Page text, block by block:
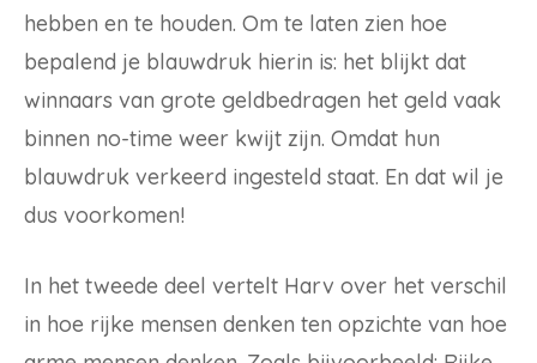
hebben en te houden. Om te laten zien hoe
bepalend je blauwdruk hierin is: het blijkt dat
winnaars van grote geldbedragen het geld vaak
binnen no-time weer kwijt zijn. Omdat hun
blauwdruk verkeerd ingesteld staat. En dat wil je
dus voorkomen!
In het tweede deel vertelt Harv over het verschil
in hoe rijke mensen denken ten opzichte van hoe